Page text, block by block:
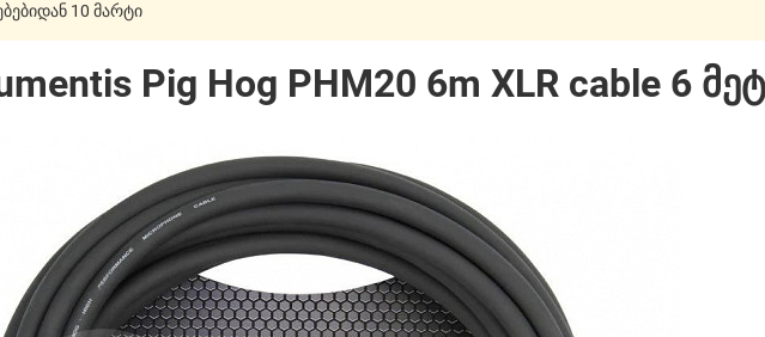
10 მარტი
Pig Hog PHM20 6m XLR cable 6